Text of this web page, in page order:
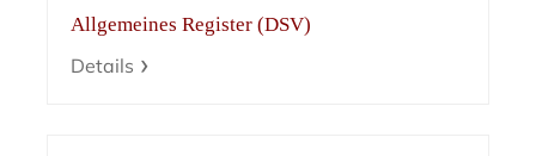
Allgemeines Register (DSV)
Details